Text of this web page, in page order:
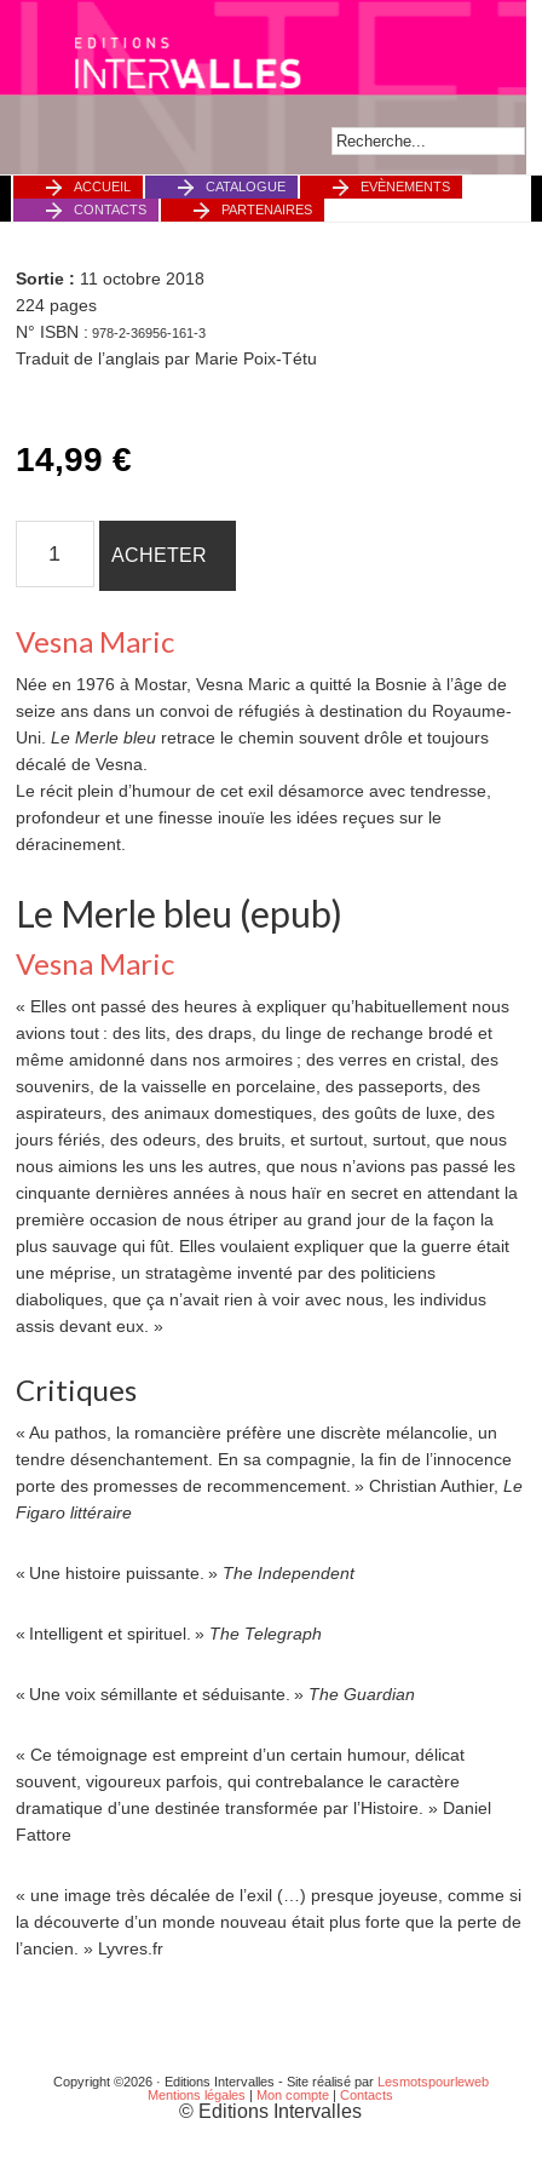
ACCUEIL CATALOGUE
EVÈNEMENTS
CONTACTS
PARTENAIRES
Sortie : 11 octobre 2018
224 pages
N° ISBN : 978-2-36956-161-3
Traduit de l’anglais par Marie Poix-Tétu
14,99 €
Le
bleu
ACHETER
Vesna Maric
Née en 1976 à Mostar, Vesna Maric a quitté la Bosnie à l’âge de
seize ans dans un convoi de réfugiés à destination du Royaume-
Uni. Le Merle bleuretrace le chemin souvent drôle et toujours
décalé de Vesna.
Le récit plein d’humour de cet exil désamorce avec tendresse,
profondeur et une finesse inouïe les idées reçues sur le
déracinement.
Le Merle bleu (epub)
Vesna Maric
« Elles ont passé des heures à expliquer qu’habituellement nous
avions tout : des lits, des draps, du linge de rechange brodé et
même amidonné dans nos armoires ; des verres en cristal, des
souvenirs, de la vaisselle en porcelaine, des passeports, des
aspirateurs, des animaux domestiques, des goûts de luxe, des
jours fériés, des odeurs, des bruits, et surtout, surtout, que nous
nous aimions les uns les autres, que nous n’avions pas passé les
cinquante dernières années à nous haïr en secret en attendant la
première occasion de nous étriper au grand jour de la façon la
plus sauvage qui fût. Elles voulaient expliquer que la guerre était
une méprise, un stratagème inventé par des politiciens
diaboliques, que ça n’avait rien à voir avec nous, les individus
assis devant eux. »
Critiques
« Au pathos, la romancière préfère une discrète mélancolie, un
tendre désenchantement. En sa compagnie, la fin de l’innocence
porte des promesses de recommencement. » Christian Authier, Le
Figaro littéraire
« Une histoire puissante. » The Independent
« Intelligent et spirituel. » The Telegraph
« Une voix sémillante et séduisante. » The Guardian
« Ce témoignage est empreint d’un certain humour, délicat
souvent, vigoureux parfois, qui contrebalance le caractère
dramatique d’une destinée transformée par l’Histoire. » Daniel
Fattore
« une image très décalée de l’exil (…) presque joyeuse, comme si
la découverte d’un monde nouveau était plus forte que la perte de
l’ancien. » Lyvres.fr
Copyright ©2026 · Editions Intervalles - Site réalisé par Lesmotspourleweb
Mentions légales | Mon compte |Contacts
© Editions Intervalles